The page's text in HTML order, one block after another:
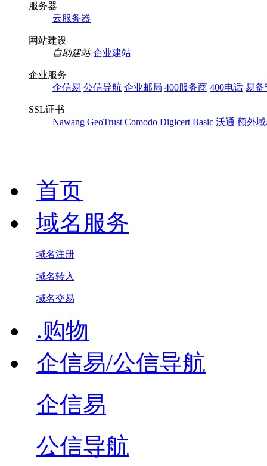
服务器
云服务器
网站建设
自助建站 企业建站
企业服务
企信易 公信导航 企业邮局 400服务商 400电话 易备
SSL证书
Nawang GeoTrust Comodo Digicert Basic 沃通 额外
首页
域名服务
域名注册
域名转入
域名交易
.购物
企信易/公信导航
企信易
公信导航